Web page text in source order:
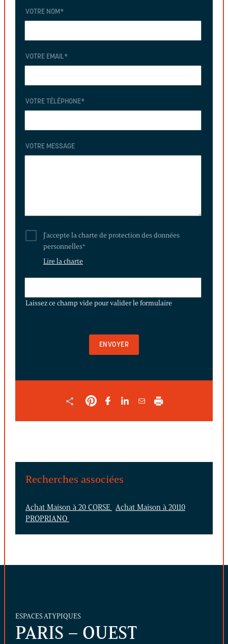
VOTRE NOM *
VOTRE EMAIL*
VOTRE TÉLÉPHONE*
VOTRE MESSAGE
J'accepte la charte de protection des données
personnelles*
Lire la charte
CHAMP
Laissez ce champ vide pour valider le formulaire
Recherches associées
Achat Maison à 20 CORSE
Achat Maison à 20110
PROPRIANO
ESPACES ATYPIQUES
PARIS – OUEST